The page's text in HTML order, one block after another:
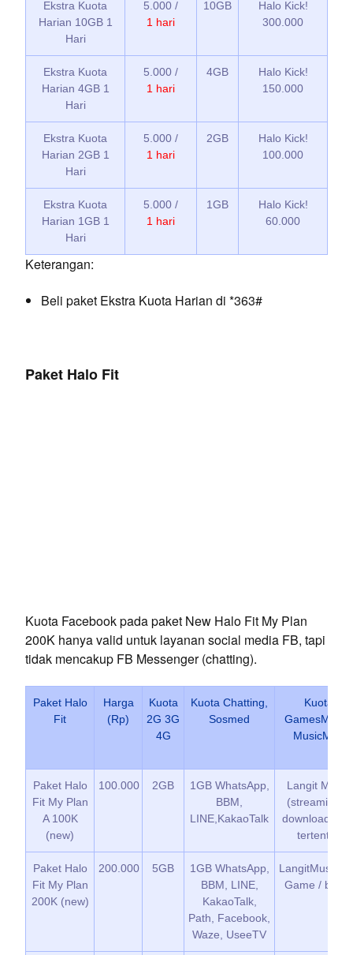
Ekstra Kuota
Harian 10GB 1
Hari
5.000 /
1 hari
10GB
Halo Kick!
300.000
Ekstra Kuota
Harian 4GB 1
Hari
5.000 /
1 hari
4GB
Halo Kick!
150.000
Ekstra Kuota
Harian 2GB 1
Hari
5.000 /
1 hari
2GB
Halo Kick!
100.000
Ekstra Kuota
Harian 1GB 1
Hari
5.000 /
1 hari
1GB
Halo Kick!
60.000
Keterangan:
Beli paket Ekstra Kuota Harian di *363#
Paket Halo Fit
Kuota Facebook pada paket New Halo Fit My Plan
200K hanya valid untuk layanan social media FB, tapi
tidak mencakup FB Messenger (chatting).
Paket Halo
Fit
Harga
(Rp)
Kuota
2G 3G
4G
Kuota Chatting,
Sosmed
Kuota
GamesMax &
MusicMax
Paket Halo
Fit My Plan
A 100K
(new)
100.000 2GB
1GB WhatsApp,
BBM,
LINE,KakaoTalk
Langit Musik
(streaming &
download
tertentu)
Paket Halo
Fit My Plan
200K (new)
200.000 5GB
1GB WhatsApp,
BBM, LINE,
KakaoTalk,
Path, Facebook,
Waze, UseeTV
LangitMusik +
Game / bulan